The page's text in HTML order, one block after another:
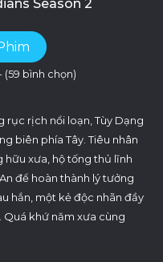
Season 2
(59 bình chọn)
rịch nổi loạn, Tùy Dạng
biên phía Tây. Tiêu nhân
xưa, hộ tống thủ lĩnh
để hoàn thành lý tưởng
hắn, một kẻ độc nhãn đầy
Quá khứ năm xưa cùng